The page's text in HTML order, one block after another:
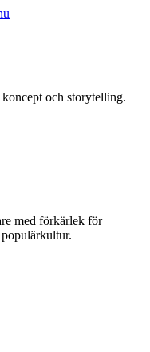
och storytelling.
med förkärlek för